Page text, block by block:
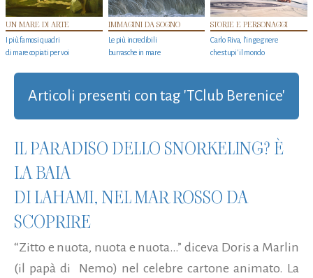
UN MARE DI ARTE
I più famosi quadri
di mare copiati per voi
IMMAGINI DA SOGNO
Le più incredibili
burrasche in mare
STORIE E PERSONAGGI
Carlo Riva, l’ingegnere
che stupi' il mondo
Articoli presenti con tag 'TClub Berenice'
IL PARADISO DELLO SNORKELING? È
LA BAIA
DI LAHAMI, NEL MAR ROSSO DA
SCOPRIRE
“Zitto e nuota, nuota e nuota…” diceva Doris a Marlin
(il papà di Nemo) nel celebre cartone animato. La